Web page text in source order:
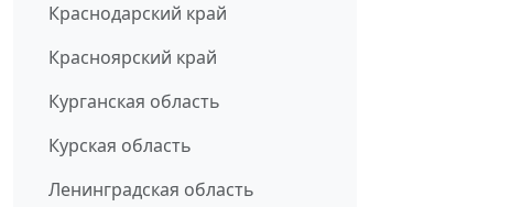
Краснодарский край
Красноярский край
Курганская область
Курская область
Ленинградская область